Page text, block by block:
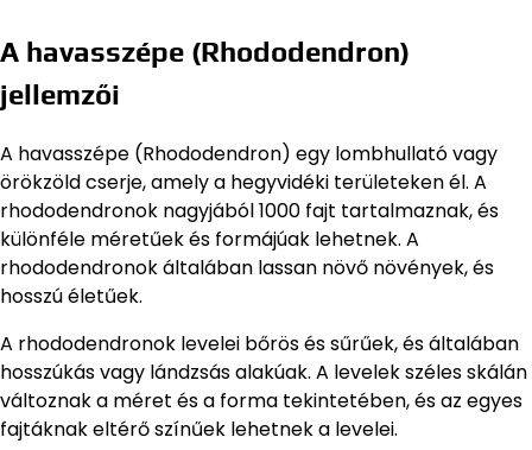
A havasszépe (Rhododendron)
jellemzői
A havasszépe (Rhododendron) egy lombhullató vagy
örökzöld cserje, amely a hegyvidéki területeken él. A
rhododendronok nagyjából 1000 fajt tartalmaznak, és
különféle méretűek és formájúak lehetnek. A
rhododendronok általában lassan növő növények, és
hosszú életűek.
A rhododendronok levelei bőrös és sűrűek, és általában
hosszúkás vagy lándzsás alakúak. A levelek széles skálán
változnak a méret és a forma tekintetében, és az egyes
fajtáknak eltérő színűek lehetnek a levelei.